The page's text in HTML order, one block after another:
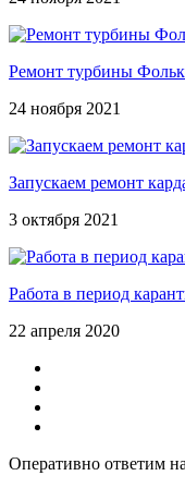
Ремонт турбины
24 ноября 2021
Запускаем ремонт
3 октября 2021
Работа в период
22 апреля 2020
Оперативно ответим